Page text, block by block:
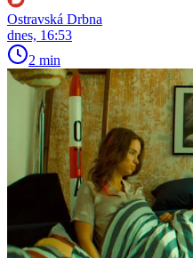
Ostravská Drbna
dnes, 16:53
2 min